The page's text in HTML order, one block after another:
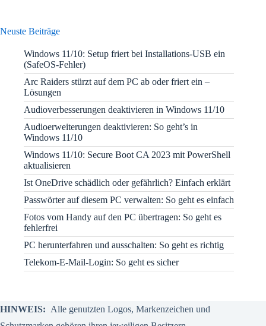
Neuste Beiträge
Windows 11/10: Setup friert bei Installations-USB ein
(SafeOS-Fehler)
Arc Raiders stürzt auf dem PC ab oder friert ein –
Lösungen
Audioverbesserungen deaktivieren in Windows 11/10
Audioerweiterungen deaktivieren: So geht’s in
Windows 11/10
Windows 11/10: Secure Boot CA 2023 mit PowerShell
aktualisieren
Ist OneDrive schädlich oder gefährlich? Einfach erklärt
Passwörter auf diesem PC verwalten: So geht es einfach
Fotos vom Handy auf den PC übertragen: So geht es
fehlerfrei
PC herunterfahren und ausschalten: So geht es richtig
Telekom-E-Mail-Login: So geht es sicher
HINWEIS: Alle genutzten Logos, Markenzeichen und